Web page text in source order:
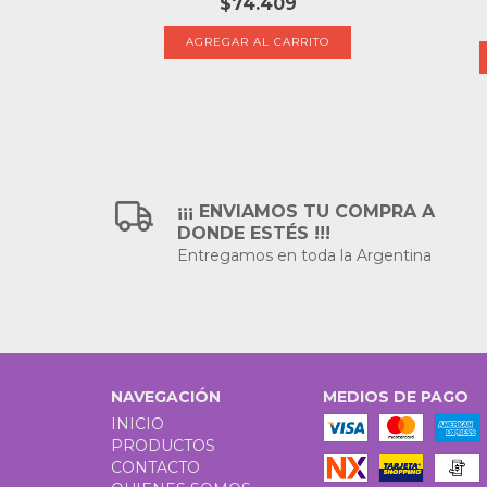
¡¡¡ ENVIAMOS TU COMPRA A
DONDE ESTÉS !!!
Entregamos en toda la Argentina
NAVEGACIÓN
INICIO
PRODUCTOS
CONTACTO
MEDIOS DE PAGO